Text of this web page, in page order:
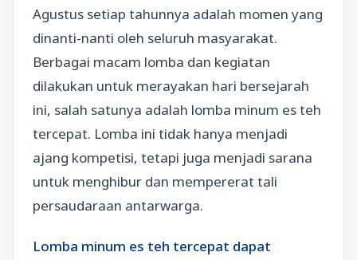
Agustus setiap tahunnya adalah momen yang
dinanti-nanti oleh seluruh masyarakat.
Berbagai macam lomba dan kegiatan
dilakukan untuk merayakan hari bersejarah
ini, salah satunya adalah lomba minum es teh
tercepat. Lomba ini tidak hanya menjadi
ajang kompetisi, tetapi juga menjadi sarana
untuk menghibur dan mempererat tali
persaudaraan antarwarga.
Lomba minum es teh tercepat dapat